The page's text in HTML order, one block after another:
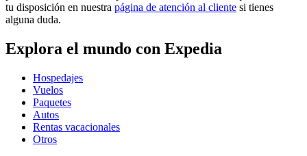
tu disposición en nuestra página de atención al cliente si tienes
alguna duda.
Explora el mundo con Expedia
Hospedajes
Vuelos
Paquetes
Autos
Rentas vacacionales
Otros